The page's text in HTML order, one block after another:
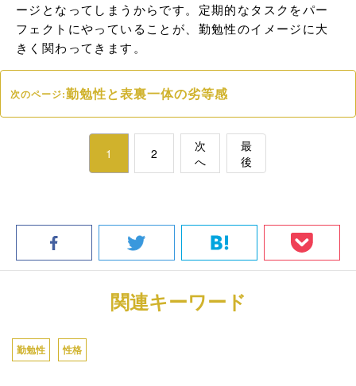
ージとなってしまうからです。定期的なタスクをパー
フェクトにやっていることが、勤勉性のイメージに大
きく関わってきます。
次のページ:勤勉性と表裏一体の劣等感
1 2
次
へ
最
後
関連キーワード
勤勉性 性格